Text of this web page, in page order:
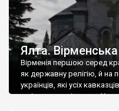
Ялта.
Вірменія першою серед
як державну релігію, й на
українців, які усіх
є відданими вірянами